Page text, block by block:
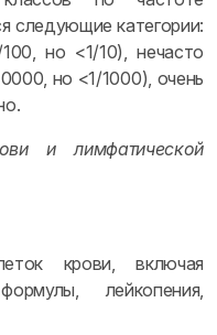
следующие категории:
но <1/10), нечасто
но <1/1000), очень
и лимфатической
крови, включая
лейкопения,